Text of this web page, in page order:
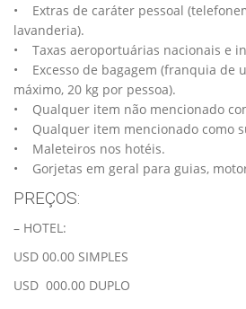
• Extras de caráter pessoal
lavanderia).
• Taxas aeroportuárias nacionais e
• Excesso de bagagem (franquia de
máximo, 20 kg por pessoa).
• Qualquer item não mencionado
• Qualquer item mencionado como
• Maleteiros nos hotéis.
• Gorjetas em geral para guias,
PREÇOS:
– HOTEL:
USD 00.00 SIMPLES
USD 000.00 DUPLO